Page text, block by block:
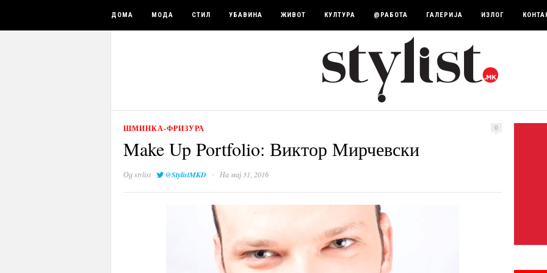
ДОМА МОДА СТИЛ УБАВИНА ЖИВОТ КУЛТУРА @РАБОТА ГАЛЕРИЈА ИЗЛОГ
ШМИНКА-ФРИЗУРА 0
Make Up Portfolio: Виктор Мирчевски
Одstylist @StylistMKD · На мај 31, 2016